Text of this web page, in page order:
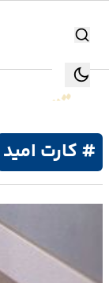
جستجو
تولید
انرژی
# کارت امید